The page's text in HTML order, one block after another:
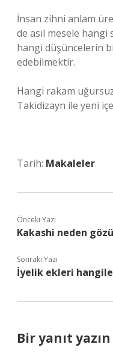
İnsan zihni anlam
de asıl mesele hangi
hangi düşüncelerin
edebilmektir.
Hangi rakam
Takidizayn ile yeni
Tarih: Makaleler
Önceki Yazı
Kakashi neden
Sonraki Yazı
İyelik ekleri
Bir yanıt yazın